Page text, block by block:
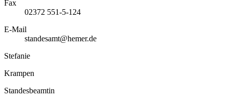
Fax
02372 551-5-124
E-Mail
standesamt@hemer.de
Stefanie
Krampen
Standesbeamtin